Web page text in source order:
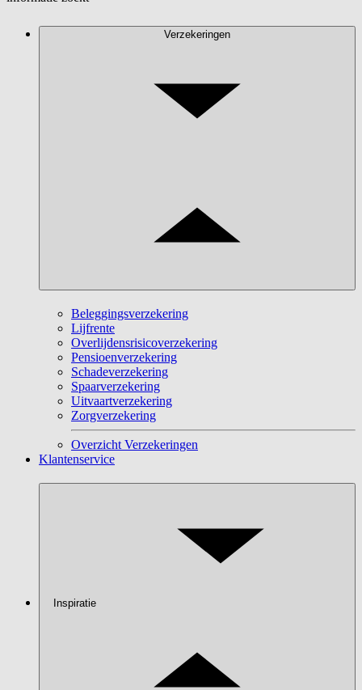
Verzekeringen
Beleggingsverzekering
Lijfrente
Overlijdensrisicoverzekering
Pensioenverzekering
Schadeverzekering
Spaarverzekering
Uitvaartverzekering
Zorgverzekering
Overzicht Verzekeringen
Klantenservice
Inspiratie